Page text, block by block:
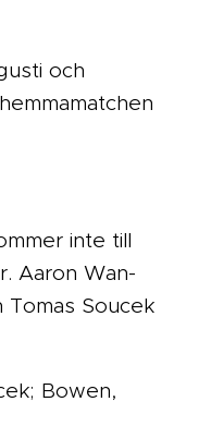
och
inte till
Aaron Wan-
Tomas Soucek
Bowen,